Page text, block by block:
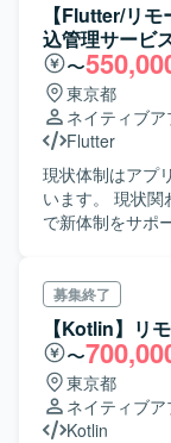
【Flutter/リ
込管理サービ
〜
東京都
ネイティブ
Flutter
現状体制はアプ
います。 現状関
で新体制をサポ
リースピードや
になりました。
募集終了
【Kotlin】リ
〜
東京都
ネイティブ
Kotlin